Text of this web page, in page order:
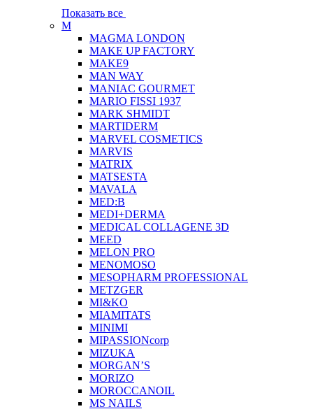
Показать все
M
MAGMA LONDON
MAKE UP FACTORY
MAKE9
MAN WAY
MANIAC GOURMET
MARIO FISSI 1937
MARK SHMIDT
MARTIDERM
MARVEL COSMETICS
MARVIS
MATRIX
MATSESTA
MAVALA
MED:B
MEDI+DERMA
MEDICAL COLLAGENE 3D
MEED
MELON PRO
MENOMOSO
MESOPHARM PROFESSIONAL
METZGER
MI&KO
MIAMITATS
MINIMI
MIPASSIONcorp
MIZUKA
MORGAN’S
MORIZO
MOROCCANOIL
MS NAILS